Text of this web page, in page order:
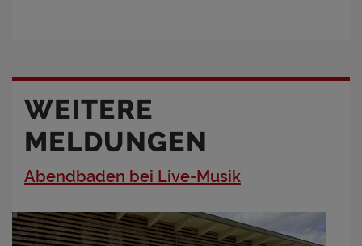
WEITERE
MELDUNGEN
Abendbaden bei Live-Musik